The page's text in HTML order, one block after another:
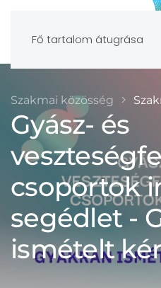
Fő tartalom átugrása
Szakmai közösség
Gyász- és
csoportok
segédlet -
ismételt